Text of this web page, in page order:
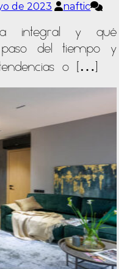
de 2023
naftic
integral y qué
paso del tiempo y
o […]